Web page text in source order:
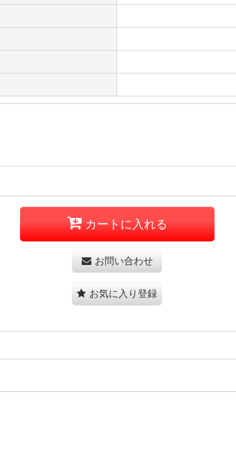
カートに入れる
お問い合わせ
お気に入り登録